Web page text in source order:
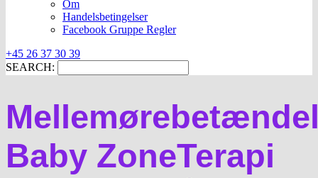
Om
Handelsbetingelser
Facebook Gruppe Regler
+45 26 37 30 39
SEARCH:
Baby ZoneTerapi